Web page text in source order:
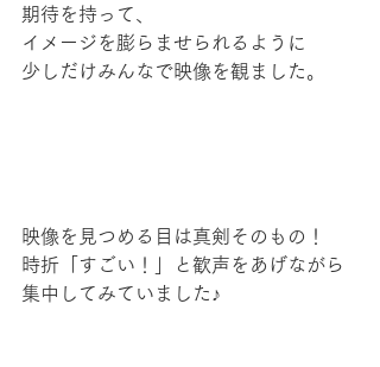
期待を持って、
イメージを膨らませられるように
少しだけみんなで映像を観ました。
映像を見つめる目は真剣そのもの！
時折「すごい！」と歓声をあげながら
集中してみていました♪